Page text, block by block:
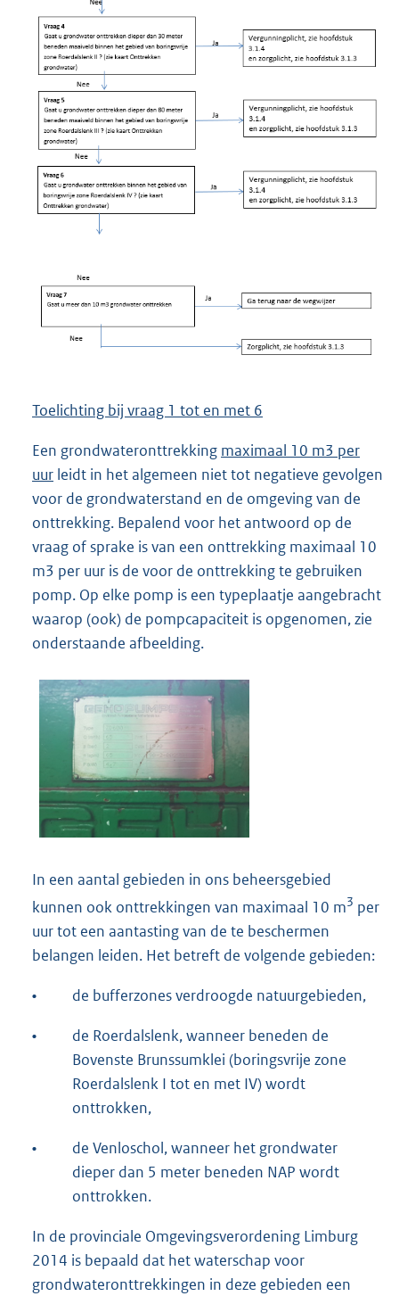
Toelichting bij vraag 1 tot en met 6
Een grondwateronttrekking maximaal 10 m3 per
uur leidt in het algemeen niet tot negatieve gevolgen
voor de grondwaterstand en de omgeving van de
onttrekking. Bepalend voor het antwoord op de
vraag of sprake is van een onttrekking maximaal 10
m3 per uur is de voor de onttrekking te gebruiken
pomp. Op elke pomp is een typeplaatje aangebracht
waarop (ook) de pompcapaciteit is opgenomen, zie
onderstaande afbeelding.
In een aantal gebieden in ons beheersgebied
kunnen ook onttrekkingen van maximaal 10 m3 per
uur tot een aantasting van de te beschermen
belangen leiden. Het betreft de volgende gebieden:
• de bufferzones verdroogde natuurgebieden,
•
de Roerdalslenk, wanneer beneden de
Bovenste Brunssumklei (boringsvrije zone
Roerdalslenk I tot en met IV) wordt
onttrokken,
•
de Venloschol, wanneer het grondwater
dieper dan 5 meter beneden NAP wordt
onttrokken.
In de provinciale Omgevingsverordening Limburg
2014 is bepaald dat het waterschap voor
grondwateronttrekkingen in deze gebieden een